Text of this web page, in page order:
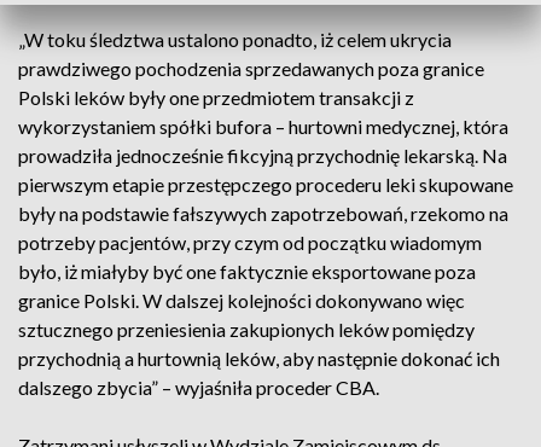
„W toku śledztwa ustalono ponadto, iż celem ukrycia
prawdziwego pochodzenia sprzedawanych poza granice
Polski leków były one przedmiotem transakcji z
wykorzystaniem spółki bufora – hurtowni medycznej, która
prowadziła jednocześnie fikcyjną przychodnię lekarską. Na
pierwszym etapie przestępczego procederu leki skupowane
były na podstawie fałszywych zapotrzebowań, rzekomo na
potrzeby pacjentów, przy czym od początku wiadomym
było, iż miałyby być one faktycznie eksportowane poza
granice Polski. W dalszej kolejności dokonywano więc
sztucznego przeniesienia zakupionych leków pomiędzy
przychodnią a hurtownią leków, aby następnie dokonać ich
dalszego zbycia” – wyjaśniła proceder CBA.